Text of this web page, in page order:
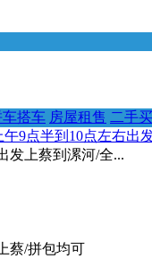
车搭车 房屋租售 二手
9点半到10点左右出
发上蔡到漯河/全...
蔡/拼包均可